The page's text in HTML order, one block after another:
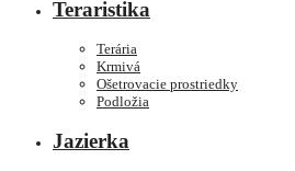
Teraristika
Terária
Krmivá
Ošetrovacie prostriedky
Podložia
Jazierka